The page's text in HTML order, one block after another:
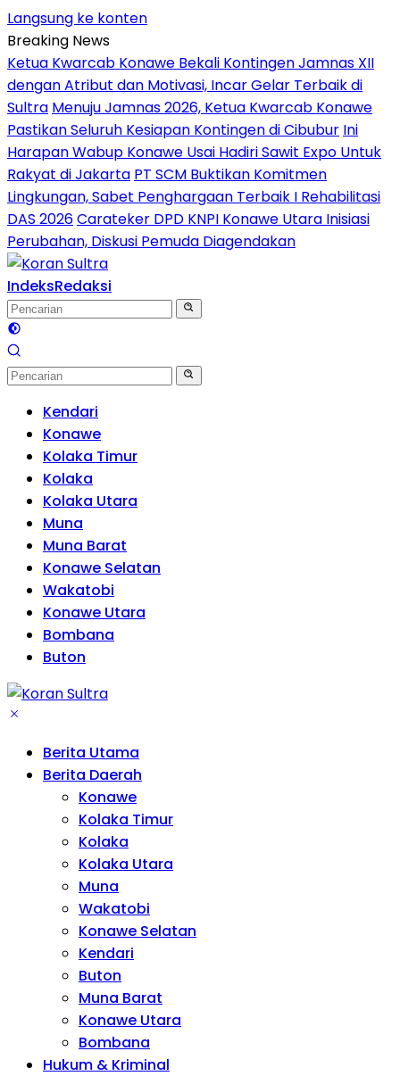
Langsung ke konten
Breaking News
Ketua Kwarcab Konawe Bekali Kontingen Jamnas XII
dengan Atribut dan Motivasi, Incar Gelar Terbaik di
Sultra Menuju Jamnas 2026, Ketua Kwarcab Konawe
Pastikan Seluruh Kesiapan Kontingen di Cibubur Ini
Harapan Wabup Konawe Usai Hadiri Sawit Expo Untuk
Rakyat di Jakarta PT SCM Buktikan Komitmen
Lingkungan, Sabet Penghargaan Terbaik I Rehabilitasi
DAS 2026Carateker DPD KNPI Konawe Utara Inisiasi
Perubahan, Diskusi Pemuda Diagendakan
IndeksRedaksi
Kendari
Konawe
Kolaka Timur
Kolaka
Kolaka Utara
Muna
Muna Barat
Konawe Selatan
Wakatobi
Konawe Utara
Bombana
Buton
Berita Utama
Berita Daerah
Konawe
Kolaka Timur
Kolaka
Kolaka Utara
Muna
Wakatobi
Konawe Selatan
Kendari
Buton
Muna Barat
Konawe Utara
Bombana
Hukum & Kriminal